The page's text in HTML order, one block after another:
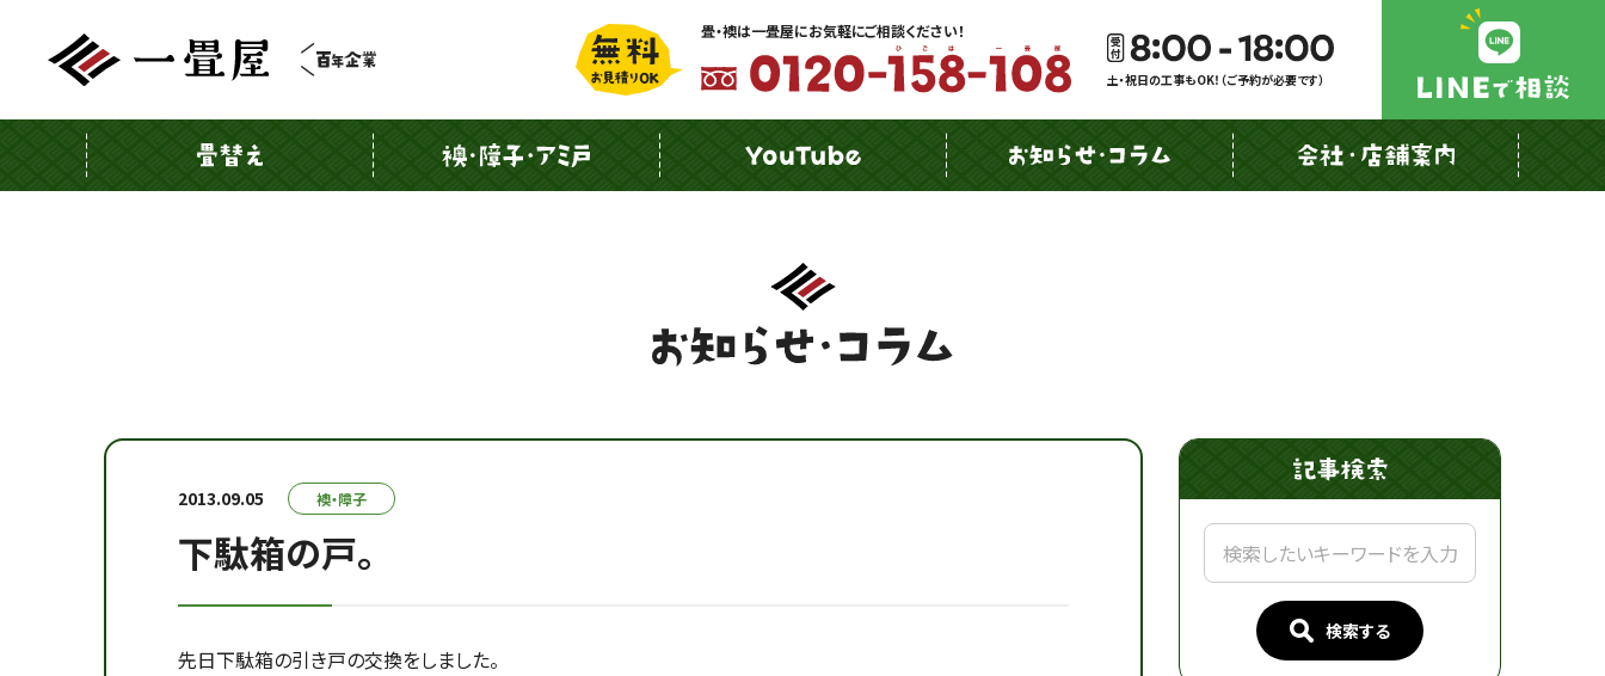
畳・襖は一畳屋にお気軽にご相談ください！
土・祝日の工事もOK！（ご予約が必要です）
2013.09.05 襖・障子
下駄箱の戸。
先日下駄箱の引き戸の交換をしました。
検索する